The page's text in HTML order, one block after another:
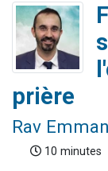
prière
Rav
10 minutes